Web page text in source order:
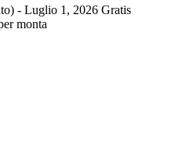
- Luglio 1, 2026 Gratis
monta